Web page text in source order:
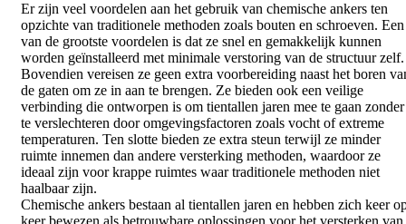
Er zijn veel voordelen aan het gebruik van chemische ankers ten
opzichte van traditionele methoden zoals bouten en schroeven. Een
van de grootste voordelen is dat ze snel en gemakkelijk kunnen
worden geïnstalleerd met minimale verstoring van de structuur zelf.
Bovendien vereisen ze geen extra voorbereiding naast het boren
de gaten om ze in aan te brengen. Ze bieden ook een veilige
verbinding die ontworpen is om tientallen jaren mee te gaan zonder
te verslechteren door omgevingsfactoren zoals vocht of extreme
temperaturen. Ten slotte bieden ze extra steun terwijl ze minder
ruimte innemen dan andere versterking methoden, waardoor ze
ideaal zijn voor krappe ruimtes waar traditionele methoden niet
haalbaar zijn.
Chemische ankers bestaan al tientallen jaren en hebben zich keer
keer bewezen als betrouwbare oplossingen voor het versterken van